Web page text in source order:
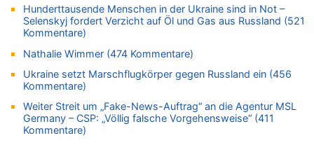
06.08.2026 - 11:52 von Hubert F. zu
Zweite Hitzewelle in diesem Sommer ist jetzt amtlich
Zweite Hitzewelle in diesem Sommer ist jetzt amtlich
06.08.2026 - 11:42 von Willi Müller zu
Eschweiler: 16-Jähriger soll seine Oma ermordet haben
06.08.2026 - 11:35 von ne Hondsjong zu
Zweite Hitzewelle in diesem Sommer ist jetzt amtlich
Hunderttausende Menschen in der Ukraine sind in Not –
Selenskyj fordert Verzicht auf Öl und Gas aus Russland (521
Kommentare)
Nathalie Wimmer (474 Kommentare)
Ukraine setzt Marschflugkörper gegen Russland ein (456
Kommentare)
Weiter Streit um „Fake-News-Auftrag“ an die Agentur MSL
Germany – CSP: „Völlig falsche Vorgehensweise“ (411
Kommentare)